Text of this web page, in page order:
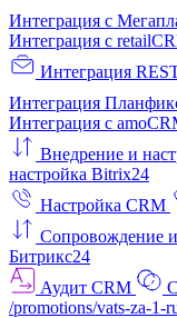
Интеграция с
Интеграция с
Интеграция
Интеграция
Интеграция с
Внедрение и
настройка Bitrix24
Настройка CRM
Сопровождение
Битрикс24
Аудит CRM
/promotions/vats-za-1-